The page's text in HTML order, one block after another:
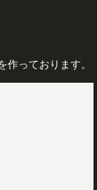
っております。